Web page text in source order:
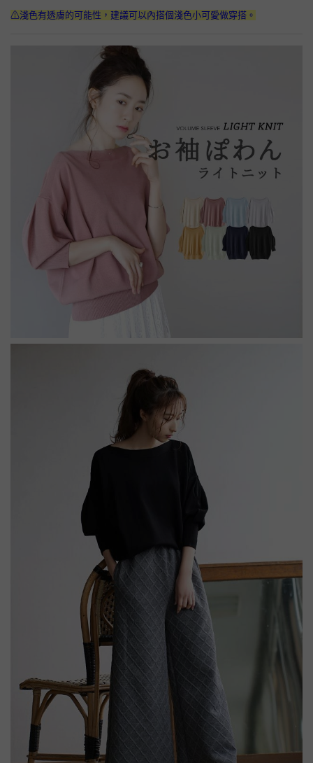
⚠淺色有透膚的可能性，建議可以內搭個淺色小可愛做穿搭。